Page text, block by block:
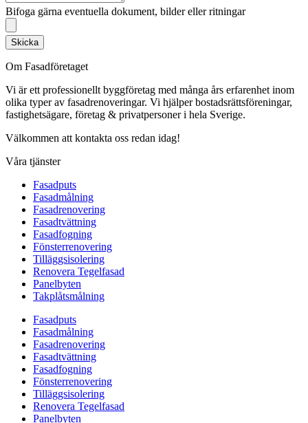
Bifoga gärna eventuella dokument, bilder eller ritningar
Skicka
Om Fasadföretaget
Vi är ett professionellt byggföretag med många års erfarenhet inom
olika typer av fasadrenoveringar. Vi hjälper bostadsrättsföreningar,
fastighetsägare, företag & privatpersoner i hela Sverige.
Välkommen att kontakta oss redan idag!
Våra tjänster
Fasadputs
Fasadmålning
Fasadrenovering
Fasadtvättning
Fasadfogning
Fönsterrenovering
Tilläggsisolering
Renovera Tegelfasad
Panelbyten
Takplåtsmålning
Fasadputs
Fasadmålning
Fasadrenovering
Fasadtvättning
Fasadfogning
Fönsterrenovering
Tilläggsisolering
Renovera Tegelfasad
Panelbyten